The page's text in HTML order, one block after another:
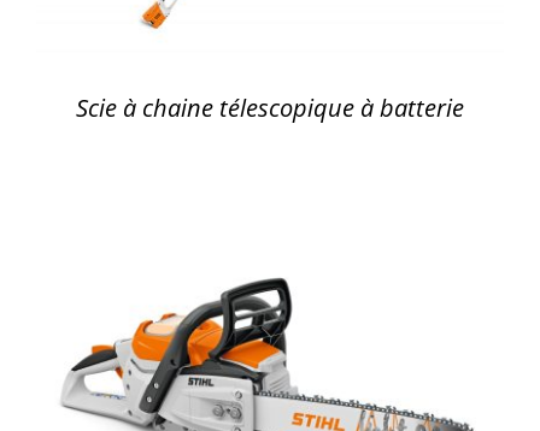
Scie à chaine télescopique à batterie
DÉTAILS